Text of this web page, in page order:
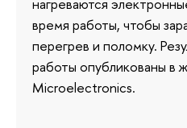
нагреваются
время работы, чтобы
перегрев и поломку.
работы опубликованы в
Microelectronics.